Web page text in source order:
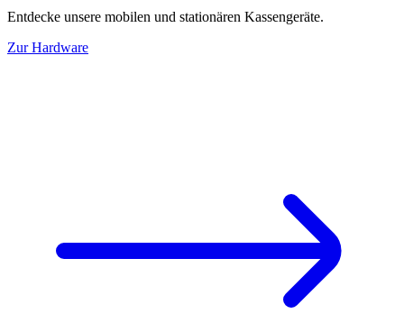
Entdecke unsere mobilen und stationären Kassengeräte.
Zur Hardware